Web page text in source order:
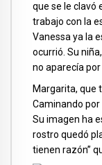
que se le clavó
trabajo con la
Vanessa ya la
ocurrió. Su
no aparecía
Margarita, que
Caminando por
Su imagen ha
rostro quedó
tienen razón”